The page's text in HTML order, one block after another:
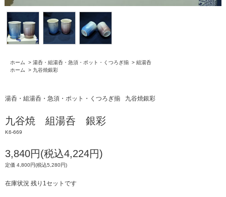
ホーム > 湯呑・組湯呑・急須・ポット・くつろぎ揃 > 組湯呑
ホーム
> 九谷焼銀彩
湯呑・組湯呑・急須・ポット・くつろぎ揃 九谷焼銀彩
九谷焼 組湯呑 銀彩
K6-669
3,840円(税込4,224円)
定価 4,800円(税込5,280円)
在庫状況 残り1セットです